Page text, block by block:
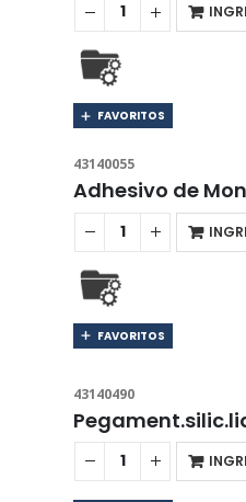
FAVORITOS
43140055
Adhesivo de
FAVORITOS
43140490